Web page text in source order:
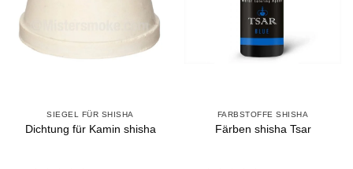
SIEGEL FÜR SHISHA
Dichtung für Kamin shisha
FARBSTOFFE SHISHA
Färben shisha Tsar